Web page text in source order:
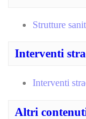
Strutture
Interventi
Interventi
Altri